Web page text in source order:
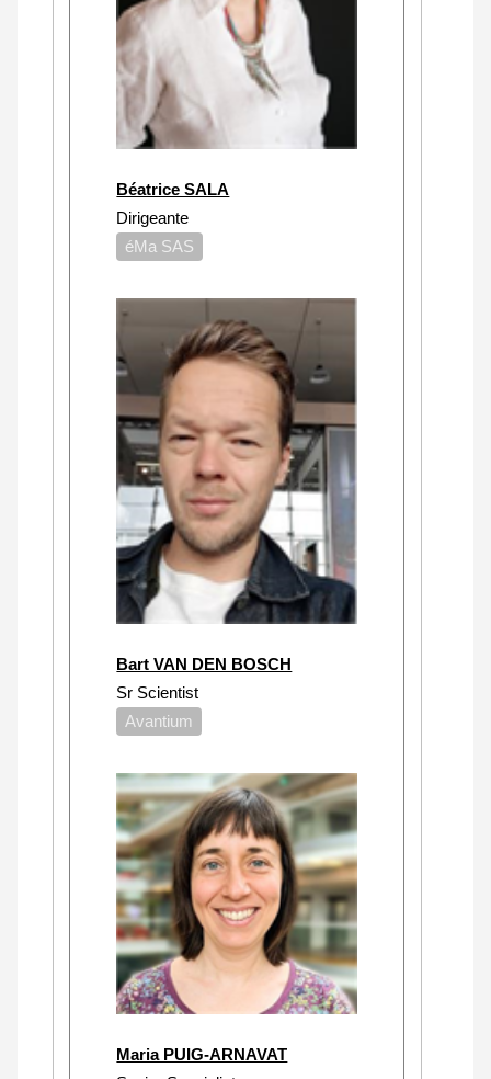
Béatrice SALA
Dirigeante
éMa SAS
Bart VAN DEN BOSCH
Sr Scientist
Avantium
Maria PUIG-ARNAVAT